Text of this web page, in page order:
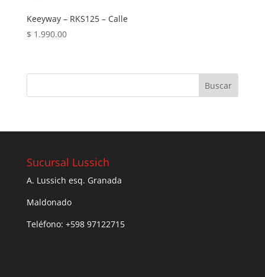
Keeyway – RKS125 – Calle
$ 1.990.00
Sucursal Lussich
A. Lussich esq. Granada
Maldonado
Teléfono: +598 97122715